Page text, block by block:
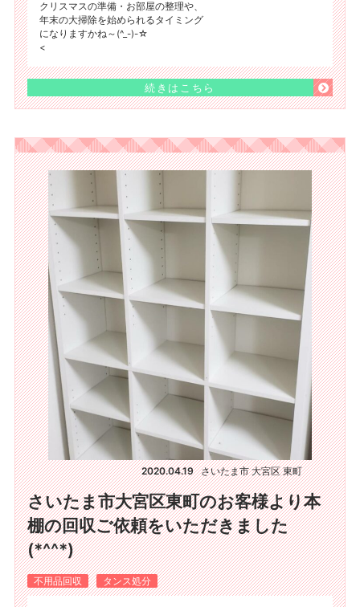
クリスマスの準備・お部屋の整理や、
年末の大掃除を始められるタイミング
になりますかね～(^_-)-☆
<
続きはこちら
2020.04.19 さいたま市 大宮区 東町
さいたま市大宮区東町のお客様より本
棚の回収ご依頼をいただきました
(*^^*)
不用品回収 タンス処分